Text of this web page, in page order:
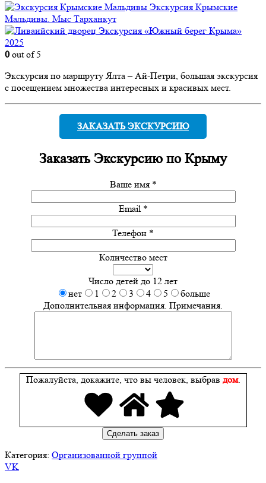
Экскурсия Крымские
Мальдивы. Мыс Тарханкут
Экскурсия «Южный берег Крыма»
2025
0 out of 5
Экскурсия по маршруту Ялта – Ай-Петри, большая экскурсия
с посещением множества интересных и красивых мест.
ЗАКАЗАТЬ ЭКСКУРСИЮ
ЗаказатьЭкскурсию по Крыму
Ваше имя *
Email *
Телефон *
Количество мест
Число детей до 12 лет
нет
1 2 3 4 5
больше
Дополнительная информация. Примечания.
Пожалуйста, докажите, что вы человек, выбрав дом.
Категория: Организованной группой
VK